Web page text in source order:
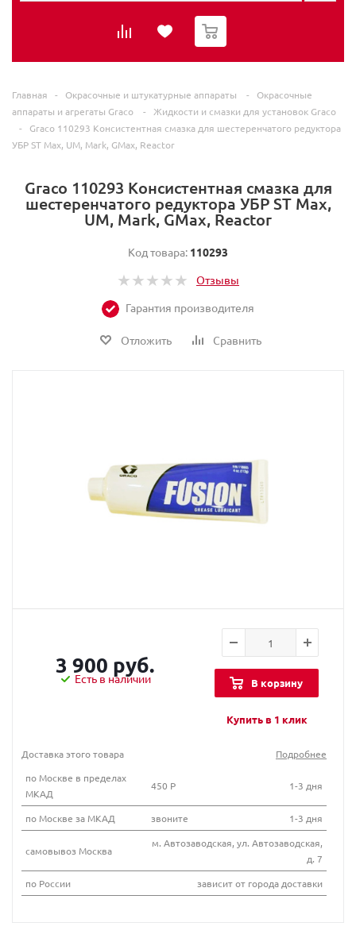
0
Главная - Окрасочные и штукатурные аппараты -
Окрасочные
аппараты и агрегаты Graco
-
Жидкости и смазки для установок Graco
-
Graco 110293 Консистентная смазка для шестеренчатого редуктора
УБР ST Max, UM, Mark, GMax, Reactor
Graco 110293 Консистентная смазка для
шестеренчатого редуктора УБР ST Max,
UM, Mark, GMax, Reactor
Код товара: 110293
Отзывы
Гарантия производителя
Отложить Сравнить
3 900 руб.
Есть в наличии В корзину
Купить в 1 клик
Доставка этого товара
Подробнее
по Москве в пределах
МКАД
450 Р 1-3 дня
по Москве за МКАД звоните 1-3 дня
самовывоз Москва
м. Автозаводская, ул. Автозаводская,
д. 7
по России
зависит от города доставки